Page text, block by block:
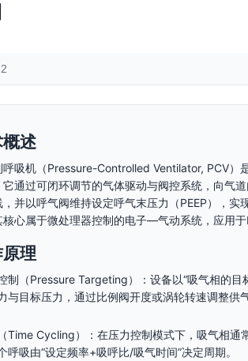
述
吸机（Pressure-Controlled Ventilator, PCV）
通过可闭环调节的气体驱动与阀控系统，向气
并以呼气阀维持设定呼气末压力（PEEP），
心属于微处理器控制的电子—气动系统，应用于
理
制（Pressure Targeting）：设备以“吸气相的
与目标压力，通过比例阀开度或涡轮转速调整供
Time Cycling）：在压力控制模式下，吸气相通
呼吸由“设定频率+吸呼比/吸气时间”决定周期。